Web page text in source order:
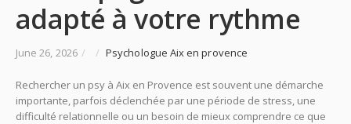
adapté à votre rythme
June 26, 2026 / / Psychologue Aix en provence
Rechercher un psy à Aix en Provence est souvent une démarche
importante, parfois déclenchée par une période de stress, une
difficulté relationnelle ou un besoin de mieux comprendre ce que